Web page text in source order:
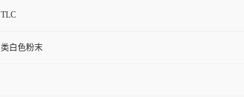
TLC
类白色粉末